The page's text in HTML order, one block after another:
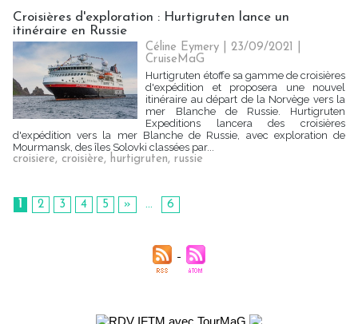
Croisières d'exploration : Hurtigruten lance un
itinéraire en Russie
Céline Eymery | 23/09/2021
CruiseMaG
Hurtigruten étoffe sa gamme de croisières
d'expédition et proposera une nouvel
itinéraire au départ de la Norvège vers la
mer Blanche de Russie. Hurtigruten
Expeditions lancera des croisières
d'expédition vers la mer Blanche de Russie, avec exploration de
Mourmansk, des îles Solovki classées par...
croisiere, croisière, hurtigruten, russie
1 2 3 4 5 » ... 6